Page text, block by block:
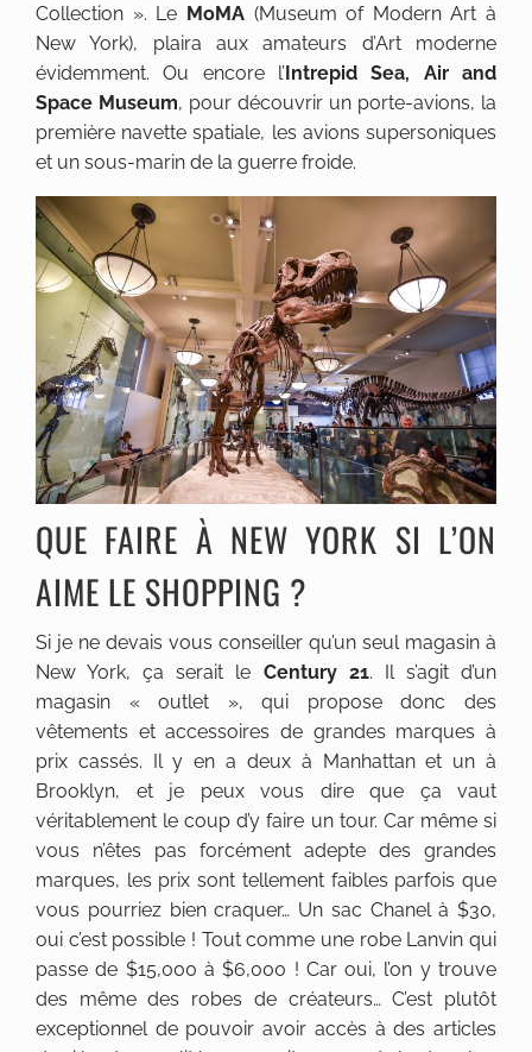
Collection ». Le MoMA (Museum of Modern Art à
New York), plaira aux amateurs d’Art moderne
évidemment. Ou encore l’Intrepid Sea, Air and
Space Museum, pour découvrir un porte-avions, la
première navette spatiale, les avions supersoniques
et un sous-marin de la guerre froide.
QUE FAIRE À NEW YORK SI L’ON
AIME LE SHOPPING ?
Si je ne devais vous conseiller qu’un seul magasin à
New York, ça serait le Century 21. Il s’agit d’un
magasin « outlet », qui propose donc des
vêtements et accessoires de grandes marques à
prix cassés. Il y en a deux à Manhattan et un à
Brooklyn, et je peux vous dire que ça vaut
véritablement le coup d’y faire un tour. Car même si
vous n’êtes pas forcément adepte des grandes
marques, les prix sont tellement faibles parfois que
vous pourriez bien craquer… Un sac Chanel à $30,
oui c’est possible ! Tout comme une robe Lanvin qui
passe de $15,000 à $6,000 ! Car oui, l’on y trouve
des même des robes de créateurs… C’est plutôt
exceptionnel de pouvoir avoir accès à des articles